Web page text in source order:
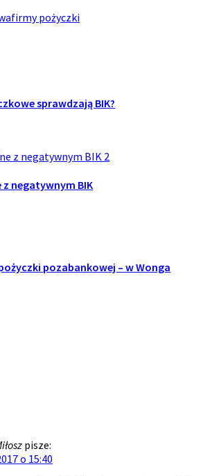
firmy pożyczki
sprawdzają BIK?
2
negatywnym BIK
pozabankowej – w Wonga
pisze:
o 15:40